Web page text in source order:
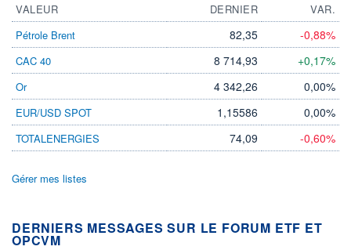
VALEUR DERNIER
VAR.
Pétrole Brent
82,35 -0,88%
CAC 40 8 714,93 +0,17%
Or 4 342,26 0,00%
EUR/USD SPOT 1,15586 0,00%
TOTALENERGIES 74,09 -0,60%
Gérer mes listes
DERNIERS MESSAGES SUR LE FORUM ETF ET
OPCVM